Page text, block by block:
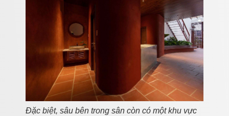
Đặc biệt, sâu bên trong sân còn có một khu vực